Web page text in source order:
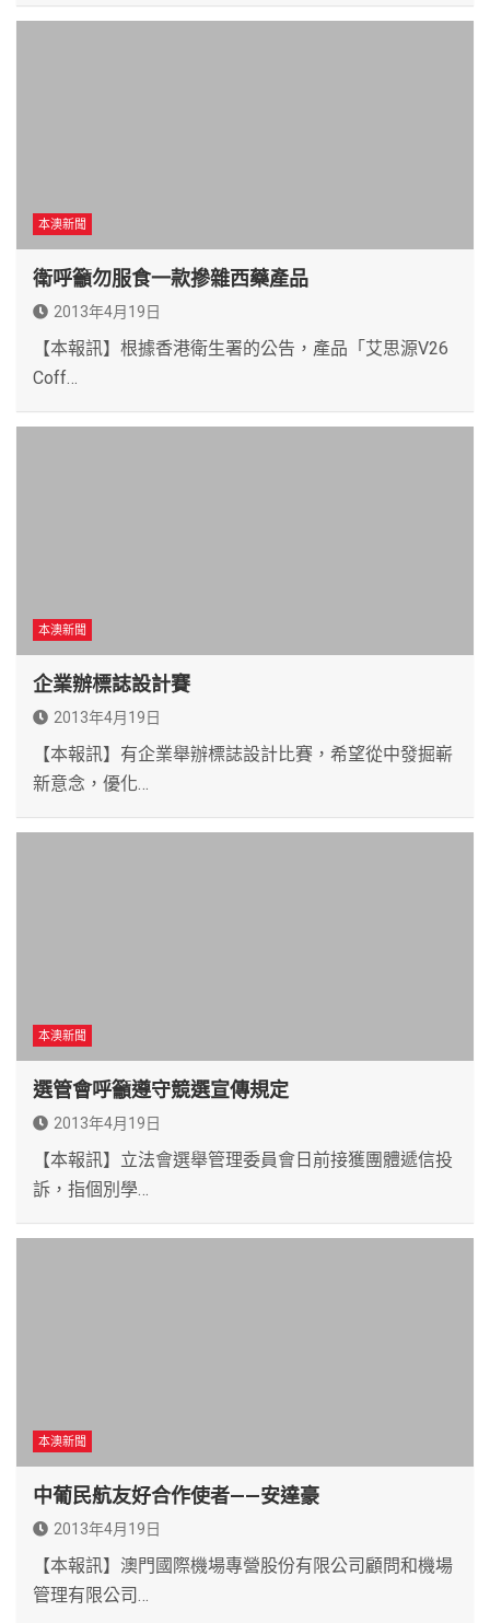
本澳新聞
衛呼籲勿服食一款摻雜西藥產品
2013年4月19日
【本報訊】根據香港衛生署的公告，產品「艾思源V26
Coff…
本澳新聞
企業辦標誌設計賽
2013年4月19日
【本報訊】有企業舉辦標誌設計比賽，希望從中發掘嶄
新意念，優化…
本澳新聞
選管會呼籲遵守競選宣傳規定
2013年4月19日
【本報訊】立法會選舉管理委員會日前接獲團體遞信投
訴，指個別學…
本澳新聞
中葡民航友好合作使者——安達豪
2013年4月19日
【本報訊】澳門國際機場專營股份有限公司顧問和機場
管理有限公司…